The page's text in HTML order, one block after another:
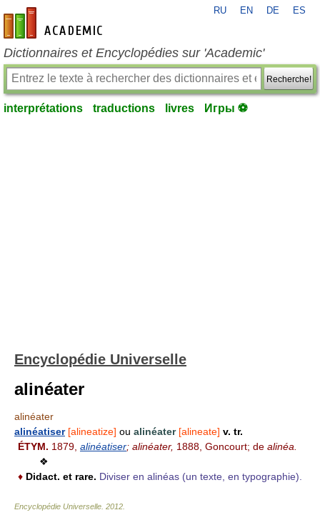
fr-academic.com
RU EN DE ES
Dictionnaires et Encyclopédies sur 'Academic'
Recherche!
interprétations traductions livres Игры ⚽
Encyclopédie Universelle
alinéater
alinéater
alinéatiser [alineatize] ou alinéater [alineate] v. tr.
ÉTYM. 1879, alinéatiser; alinéater, 1888, Goncourt; de alinéa.
❖
♦ Didact. et rare. Diviser en alinéas (un texte, en typographie).
Encyclopédie Universelle 2012